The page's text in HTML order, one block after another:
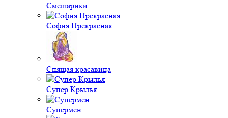
Смешарики
София Прекрасная
Спящая красавица
Супер Крылья
Супермен